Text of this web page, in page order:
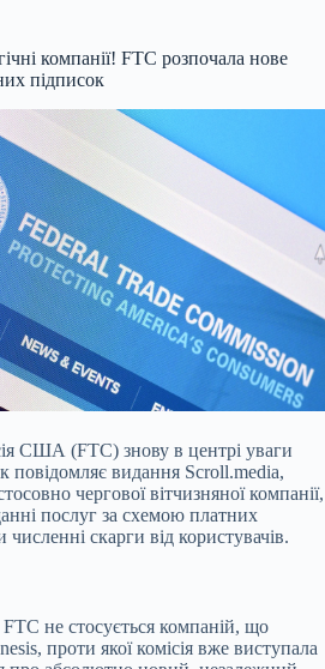
компанії! FTC розпочала нове
підписок
США (FTC) знову в центрі уваги
повідомляє видання Scroll.media,
чергової вітчизняної компанії,
послуг за схемою платних
скарги від користувачів.
не стосується компаній, що
проти якої комісія вже виступала